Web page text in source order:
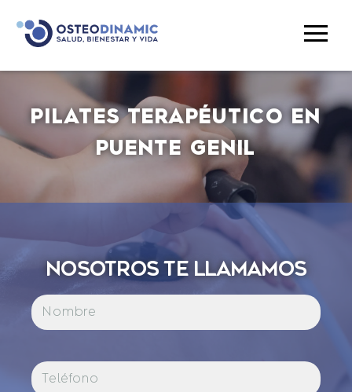
CLÍNICA
FISIOTERAPIA
NUTRICIÓN
PNI
TRATAMIENTOS
OSTEOPATÍA
MADEROTERAPIA
PILATES TERAPÉUTICO EN
PUENTE GENIL
NOSOTROS TE LLAMAMOS